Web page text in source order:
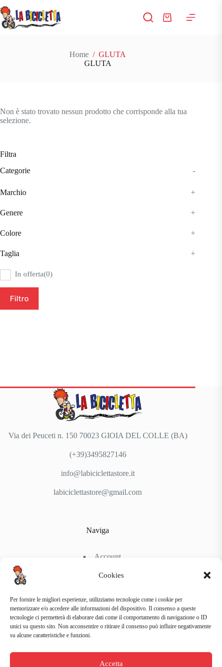
Cookies
Per fornire le migliori esperienze, utilizziamo tecnologie come i cookie per
memorizzare e/o accedere alle informazioni del dispositivo. Il consenso a queste
tecnologie ci permetterà di elaborare dati come il comportamento di navigazione o ID
unici su questo sito. Non acconsentire o ritirare il consenso può influire negativamente
su alcune caratteristiche e funzioni.
Accetta
al
contenuto
Carrello
Home / GLUTA
GLUTA
Non è stato trovato nessun prodotto che corrisponde alla tua
selezione.
Filtra
Categorie
-
Marchio +
Genere +
Colore +
Taglia +
In offerta(0)
Filtro
Via dei Peuceti n. 150 70023 GIOIA DEL COLLE (BA)
(+39)3495827146
info@labiciclettastore.it
labiciclettastore@gmail.com
Naviga
Account
Chi Siamo
Link Utili